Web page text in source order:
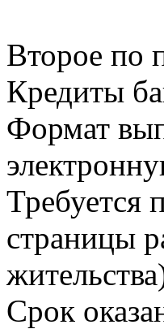
Второе по
Кредиты
Формат
Требуется
страницы
Срок